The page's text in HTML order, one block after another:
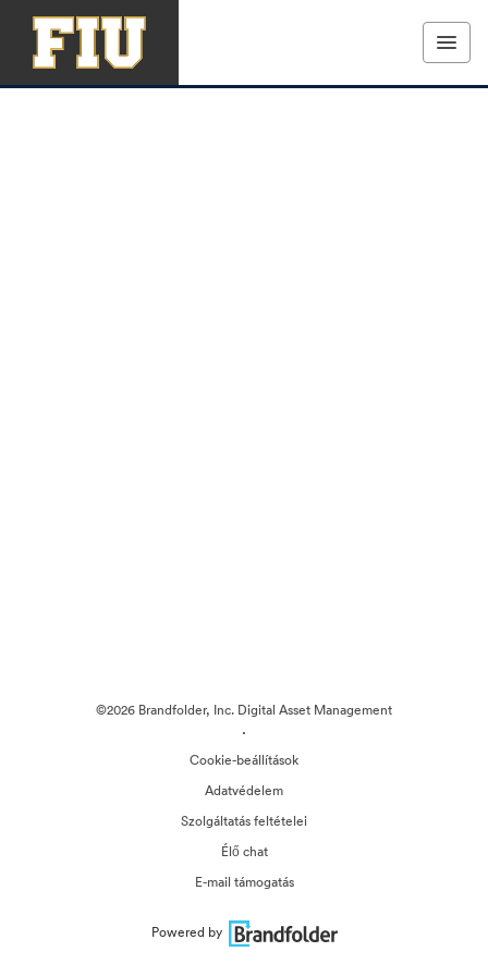
©2026 Brandfolder, Inc. Digital Asset Management
·
Cookie-beállítások
Adatvédelem
Szolgáltatás feltételei
Élő chat
E-mail támogatás
Powered by